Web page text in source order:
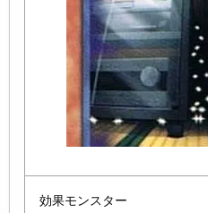
効果モンスター